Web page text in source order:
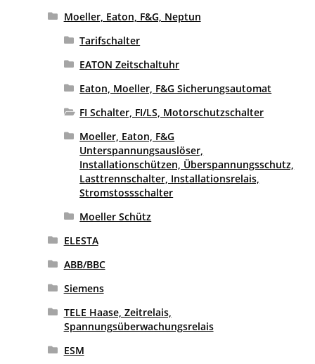
Moeller, Eaton, F&G, Neptun
Tarifschalter
EATON Zeitschaltuhr
Eaton, Moeller, F&G Sicherungsautomat
FI Schalter, FI/LS, Motorschutzschalter
Moeller, Eaton, F&G
Unterspannungsauslöser,
Installationschützen, Überspannungsschutz,
Lasttrennschalter, Installationsrelais,
Stromstossschalter
Moeller Schütz
ELESTA
ABB/BBC
Siemens
TELE Haase, Zeitrelais,
Spannungsüberwachungsrelais
ESM